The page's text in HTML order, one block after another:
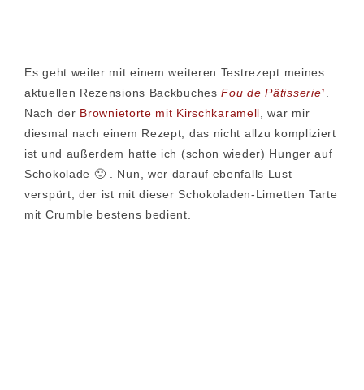
Es geht weiter mit einem weiteren Testrezept meines
aktuellen Rezensions BackbuchesFou de Pâtisserie¹
Nach der Brownietorte mit Kirschkaramell , war mir
diesmal nach einem Rezept, das nicht allzu kompliziert
ist und außerdem hatte ich (schon wieder) Hunger auf
Schokolade 🙂 . Nun, wer darauf ebenfalls Lust
verspürt, der ist mit dieser Schokoladen-Limetten Tarte
mit Crumble bestens bedient.